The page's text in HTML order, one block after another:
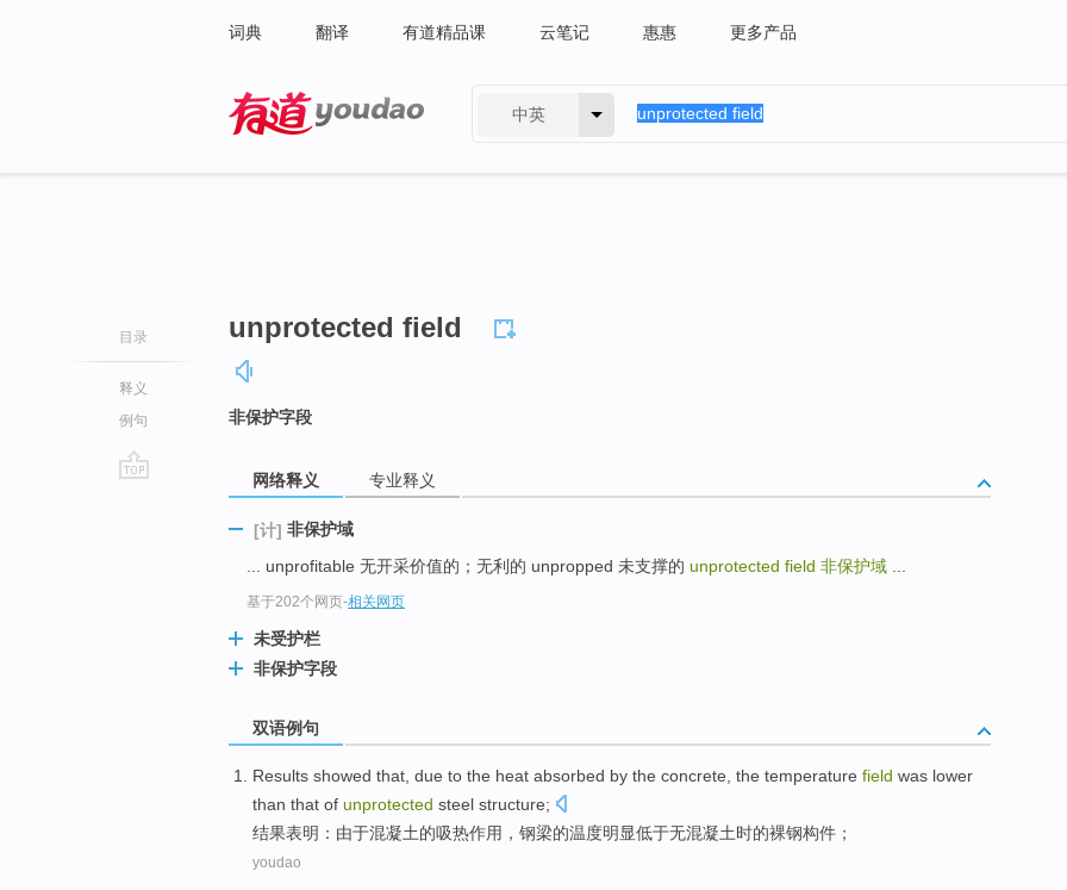
词典 翻译 有道精品课 云笔记 惠惠 更多产品
中英
目录
释义
例句
unprotected field
非保护字段
网络释义 专业释义
[计] 非保护域
... unprofitable 无开采价值的；无利的 unpropped 未支撑的 unprotected field 非保护域
基于202个网页-相关网页
未受护栏
非保护字段
双语例句
Results showed that due to the heat absorbed by the concrete , the temperature field was lower
than that of unprotected steel structure;
结果表明 ： 由于混凝土的吸热作用，钢梁的温度明显低于无混凝土时的裸钢构件；
youdao